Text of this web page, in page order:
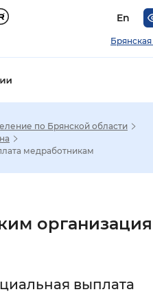
En
отображения
по Брянской области
медработникам
выплата